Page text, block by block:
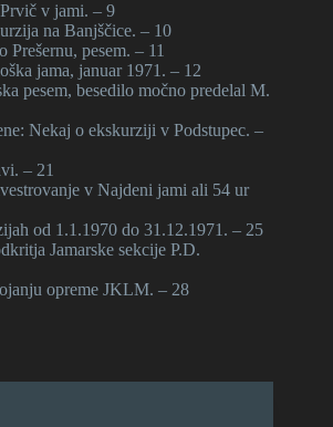
v jami. – 9
na Banjščice. – 10
pesem. – 11
jama, januar 1971. – 12
pesem, besedilo močno predelal M.
Nekaj o ekskurziji v Podstupec. –
– 21
v Najdeni jami ali 54 ur
od 1.1.1970 do 31.12.1971. – 25
Jamarske sekcije P.D.
opreme JKLM. – 28